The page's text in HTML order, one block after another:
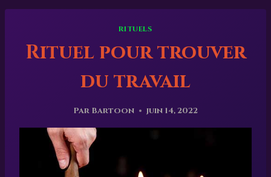
RITUELS
Rituel pour trouver
du travail
Par Bartoon juin 14, 2022